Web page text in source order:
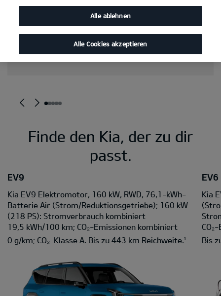
Alle ablehnen
Alle Cookies akzeptieren